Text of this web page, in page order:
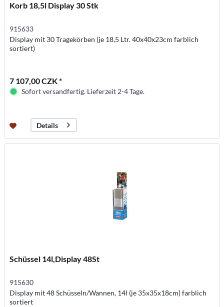
Korb 18,5l Display 30 Stk
915633
Display mit 30 Tragekörben (je 18,5 Ltr. 40x40x23cm farblich
sortiert)
7 107,00 CZK *
Sofort versandfertig. Lieferzeit 2-4 Tage.
Details
Schüssel 14l,Display 48St
915630
Display mit 48 Schüsseln/Wannen, 14l (je 35x35x18cm) farblich
sortiert